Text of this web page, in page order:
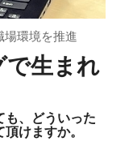
場環境を推進
で生まれ
も、どういった
けますか。